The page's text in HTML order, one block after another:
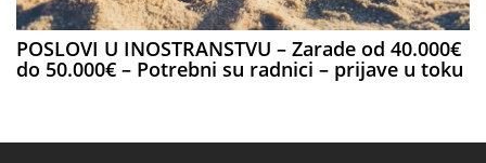
POSLOVI U INOSTRANSTVU – Zarade od 40.000€
do 50.000€ – Potrebni su radnici – prijave u toku